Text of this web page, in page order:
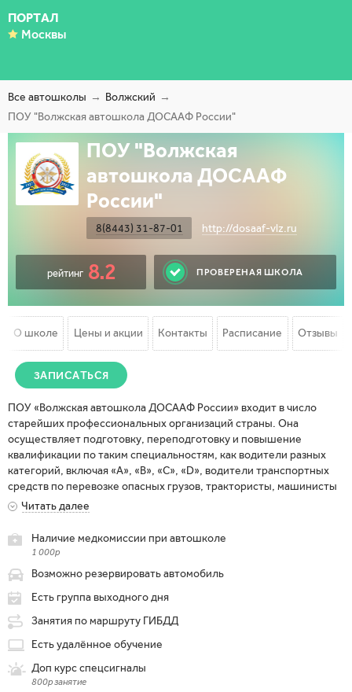
ПОРТАЛ
Москвы
Все автошколы
Волжский
ПОУ "Волжская автошкола ДОСААФ России"
ПОУ "Волжская
автошкола ДОСААФ
России"
8(8443) 31-87-01 http://dosaaf-vlz.ru
рейтинг 8.2 ПРОВЕРЕНАЯ ШКОЛА
О школе Цены и акции Контакты Расписание Отзывы
ЗАПИСАТЬСЯ
ПОУ «Волжская автошкола ДОСААФ России» входит в число
старейших профессиональных организаций страны. Она
осуществляет подготовку, переподготовку и повышение
квалификации по таким специальностям, как водители разных
категорий, включая «А», «В», «С», «D», водители транспортных
средств по перевозке опасных грузов, трактористы, машинисты
бульдозеров и экскаваторов, погрузчиков и др. В своей
современные методы и средства обучения, которые
реализуются при участии опытного педагогического состава.
компании по разным адресам.
Читать далее
Наличие медкомиссии при автошколе
1 000р
Возможно резервировать автомобиль
Есть группа выходного дня
Занятия по маршруту ГИБДД
Есть удалённое обучение
Доп курс спецсигналы
800р занятие